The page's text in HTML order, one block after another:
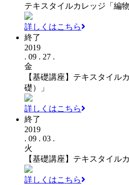
テキスタイルカレッジ「編物
詳しくはこちら
終了
2019
. 09 . 27 .
金
【基礎講座】テキスタイル
礎）」
詳しくはこちら
終了
2019
. 09 . 03 .
火
【基礎講座】テキスタイル
詳しくはこちら